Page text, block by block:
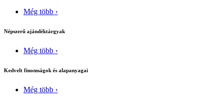
Még több ›
Népszerű ajándéktárgyak
Még több ›
Kedvelt finomságok és alapanyagai
Még több ›